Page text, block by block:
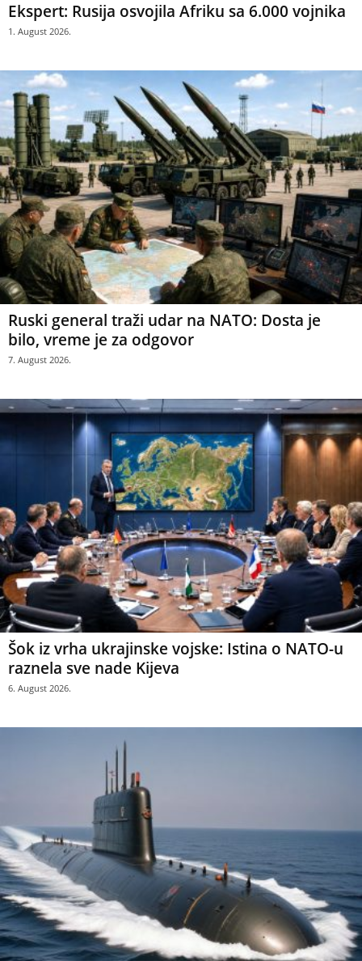
Ekspert: Rusija osvojila Afriku sa 6.000 vojnika
1. August 2026.
Ruski general traži udar na NATO: Dosta je
bilo, vreme je za odgovor
7. August 2026.
Šok iz vrha ukrajinske vojske: Istina o NATO-u
raznela sve nade Kijeva
6. August 2026.